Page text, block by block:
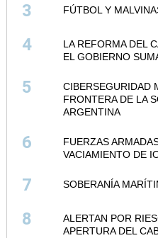
3 FÚTBOL Y
4
LA REFORMA DEL
EL GOBIERNO
5
CIBERSEGURIDAD
FRONTERA DE LA
ARGENTINA
6
FUERZAS
VACIAMIENTO DE
7 SOBERANÍA
8
ALERTAN POR
APERTURA DEL